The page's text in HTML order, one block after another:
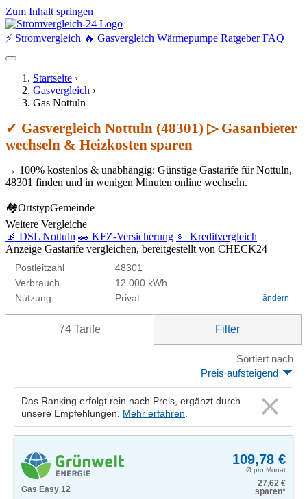
Zum Inhalt springen
⚡ Stromvergleich 🔥 Gasvergleich Wärmepumpe Ratgeber FAQ
Startseite ›
Gasvergleich ›
Gas Nottuln
✓ Gasvergleich Nottuln (48301) ▷ Gasanbieter
wechseln & Heizkosten sparen
→ 100% kostenlos & unabhängig: Günstige Gastarife für Nottuln,
48301 finden und in wenigen Minuten online wechseln.
🏘OrtstypGemeinde
Weitere Vergleiche
📡 DSL Nottuln 🚗 KFZ-Versicherung 💵 Kreditvergleich
Anzeige Gastarife vergleichen, bereitgestellt von CHECK24